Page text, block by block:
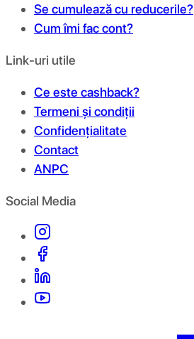
Se cumulează cu reducerile?
Cum îmi fac cont?
Link-uri utile
Ce este cashback?
Termeni și condiții
Confidențialitate
Contact
ANPC
Social Media